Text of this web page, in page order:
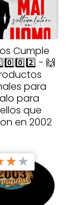
Cumple
- 🙌
para
para
que
en 2002
★★